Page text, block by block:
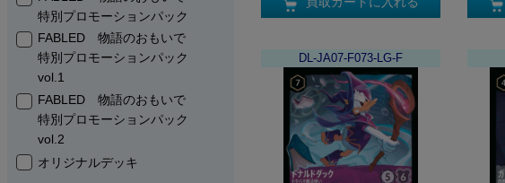
特別プロモーションパック
FABLED 物語のおもいで
特別プロモーションパック
vol.1
FABLED 物語のおもいで
特別プロモーションパック
vol.2
オリジナルデッキ
DL-JA07-F073-LG-F